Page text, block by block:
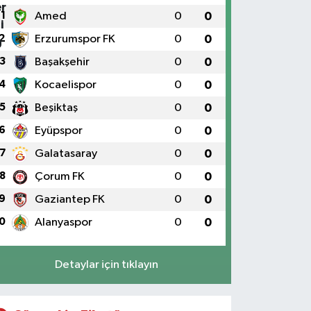
Selenyum Eczanesi
Mahallesi Alidede Sokak No:9,Z1 KOŞUYOLU
HASTANESİ OTOPARKI YANI, KOŞUYOLU
KÜNEFE YANI, KOŞUYOLU SUZUKİ KARŞISI
ÜZERİ
0 (216) 550 05 05
Sahne Eczanesi
0 (501) 100 74 63
Alper Eczanesi
1 Amed 0 0
Erzurumspor FK 0 0
3 Başakşehir 0 0
4 Kocaelispor 0 0
5 Beşiktaş 0 0
6 Eyüpspor 0 0
7 Galatasaray 0 0
8 Çorum FK 0 0
9 Gaziantep FK 0 0
Alanyaspor 0 0
Detaylar için tıklayın